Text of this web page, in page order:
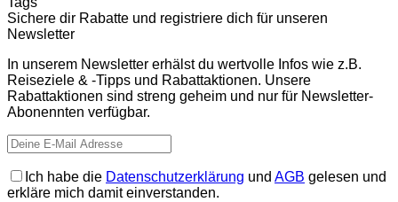
Sichere dir Rabatte und registriere dich für unseren
Newsletter
In unserem Newsletter erhälst du wertvolle Infos wie z.B.
Reiseziele & -Tipps und Rabattaktionen. Unsere
Rabattaktionen sind streng geheim und nur für Newsletter-
Abonennten verfügbar.
Ich habe die Datenschutzerklärung und AGB gelesen und
erkläre mich damit einverstanden.